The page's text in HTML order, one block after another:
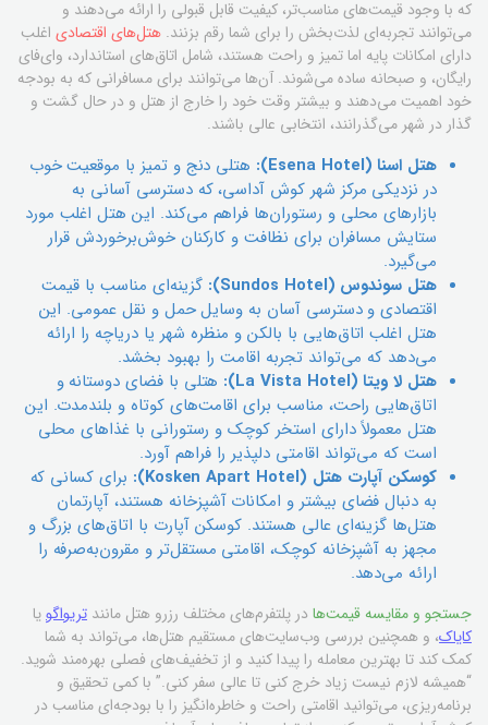
که با وجود قیمت‌های مناسب‌تر، کیفیت قابل قبولی را ارائه می‌دهند و
می‌توانند تجربه‌ای لذت‌بخش را برای شما رقم بزنند. هتل‌های اقتصادی اغلب
دارای امکانات پایه اما تمیز و راحت هستند، شامل اتاق‌های استاندارد، وای‌فای
رایگان، و صبحانه ساده می‌شوند. آن‌ها می‌توانند برای مسافرانی که به بودجه
خود اهمیت می‌دهند و بیشتر وقت خود را خارج از هتل و در حال گشت و
گذار در شهر می‌گذرانند، انتخابی عالی باشند.
هتل اسنا (Esena Hotel):
هتلی دنج و تمیز با موقعیت خوب
در نزدیکی مرکز شهر کوش آداسی، که دسترسی آسانی به
بازارهای محلی و رستوران‌ها فراهم می‌کند. این هتل اغلب مورد
ستایش مسافران برای نظافت و کارکنان خوش‌برخوردش قرار
می‌گیرد.
هتل سوندوس (Sundos Hotel):
گزینه‌ای مناسب با قیمت
اقتصادی و دسترسی آسان به وسایل حمل و نقل عمومی. این
هتل اغلب اتاق‌هایی با بالکن و منظره شهر یا دریاچه را ارائه
می‌دهد که می‌تواند تجربه اقامت را بهبود بخشد.
هتل لا ویتا (La Vista Hotel):
هتلی با فضای دوستانه و
اتاق‌هایی راحت، مناسب برای اقامت‌های کوتاه و بلندمدت. این
هتل معمولاً دارای استخر کوچک و رستورانی با غذاهای محلی
است که می‌تواند اقامتی دلپذیر را فراهم آورد.
کوسکن آپارت هتل (Kosken Apart Hotel):
برای کسانی که
به دنبال فضای بیشتر و امکانات آشپزخانه هستند، آپارتمان
هتل‌ها گزینه‌ای عالی هستند. کوسکن آپارت با اتاق‌های بزرگ و
مجهز به آشپزخانه کوچک، اقامتی مستقل‌تر و مقرون‌به‌صرفه را
ارائه می‌دهد.
جستجو و مقایسه قیمت‌ها در پلتفرم‌های مختلف رزرو هتل مانند تریواگویا
کایاک، و همچنین بررسی وب‌سایت‌های مستقیم هتل‌ها، می‌تواند به شما
کمک کند تا بهترین معامله را پیدا کنید و از تخفیف‌های فصلی بهره‌مند شوید.
“همیشه لازم نیست زیاد خرج کنی تا عالی سفر کنی.” با کمی تحقیق و
برنامه‌ریزی، می‌توانید اقامتی راحت و خاطره‌انگیز را با بودجه‌ای مناسب در